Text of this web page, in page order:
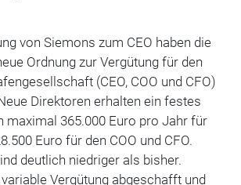
von Siemons zum CEO haben die
Ordnung zur Vergütung für den
(CEO, COO und CFO)
Direktoren erhalten ein festes
maximal 365.000 Euro pro Jahr für
Euro für den COO und CFO.
deutlich niedriger als bisher.
Vergütung abgeschafft und